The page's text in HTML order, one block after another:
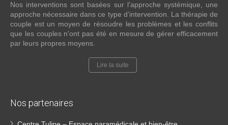
Nos interventions sont basées sur l’approche systémique, une
approche nécessaire dans ce type d’intervention. La thérapie de
couple est un moyen de résoudre les problèmes et les conflits
que les couples n'ont pas été en mesure de gérer efficacement
par leurs propres moyens.
Lire la suite
Nos partenaires